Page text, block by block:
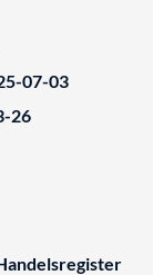
07-03
26